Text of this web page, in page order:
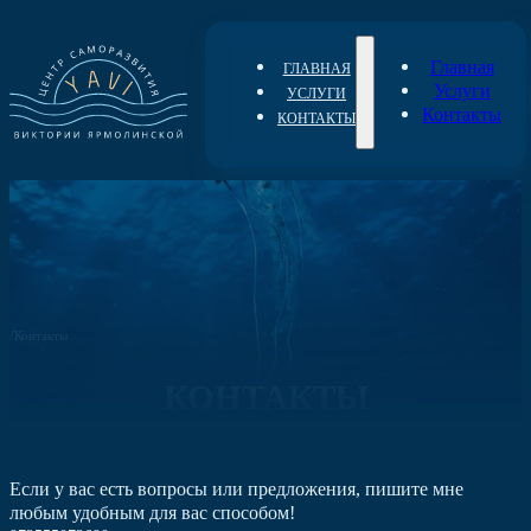
ГЛАВНАЯ
УСЛУГИ
КОНТАКТЫ
Главная
Услуги
Контакты
Если у вас есть вопросы или предложения, пишите мне
любым удобным для вас способом!